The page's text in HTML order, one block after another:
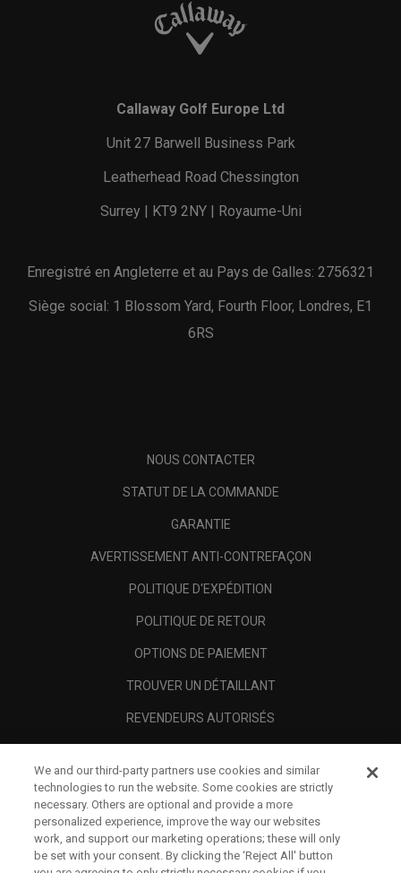
Callaway Golf Europe Ltd
Unit 27 Barwell Business Park
Leatherhead Road Chessington
Surrey | KT9 2NY | Royaume-Uni
Enregistré en Angleterre et au Pays de Galles: 2756321
Siège social: 1 Blossom Yard, Fourth Floor, Londres, E1
6RS
NOUS CONTACTER
STATUT DE LA COMMANDE
GARANTIE
AVERTISSEMENT ANTI-CONTREFAÇON
POLITIQUE D'EXPÉDITION
POLITIQUE DE RETOUR
OPTIONS DE PAIEMENT
TROUVER UN DÉTAILLANT
REVENDEURS AUTORISÉS
A PROPOS
MENTIONS LÉGALES
We and our third-party partners use cookies and similar
technologies to run the website. Some cookies are strictly
necessary. Others are optional and provide a more
personalized experience, improve the way our websites
work, and support our marketing operations; these will only
be set with your consent. By clicking the ‘Reject All' button